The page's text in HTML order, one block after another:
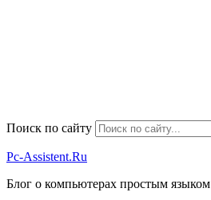
Поиск по сайту
Pc-Assistent.Ru
Блог о компьютерах простым языком